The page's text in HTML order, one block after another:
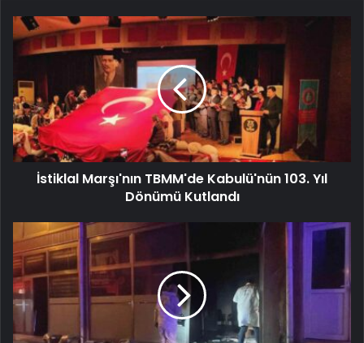
İstiklal Marşı'nın TBMM'de Kabulü'nün 103. Yıl
Dönümü Kutlandı